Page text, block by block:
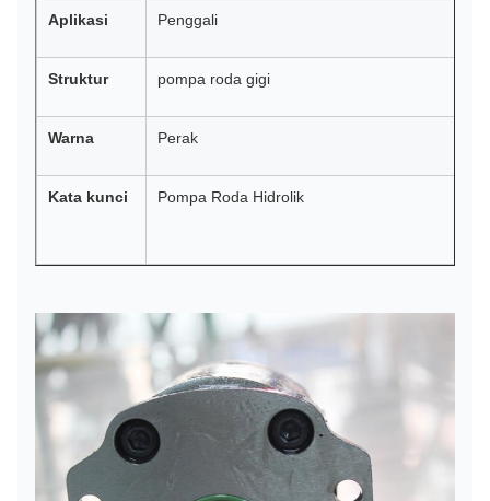
Aplikasi Penggali
Struktur pompa roda gigi
Warna Perak
Kata kunci Pompa Roda Hidrolik